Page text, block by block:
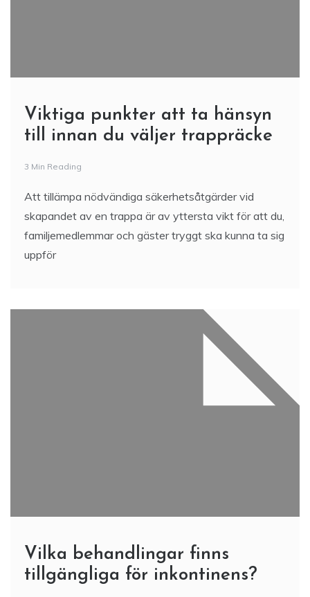
Viktiga punkter att ta hänsyn
till innan du väljer trappräcke
3 Min Reading
Att tillämpa nödvändiga säkerhetsåtgärder vid
skapandet av en trappa är av yttersta vikt för att du,
familjemedlemmar och gäster tryggt ska kunna ta sig
uppför
Vilka behandlingar finns
tillgängliga för inkontinens?